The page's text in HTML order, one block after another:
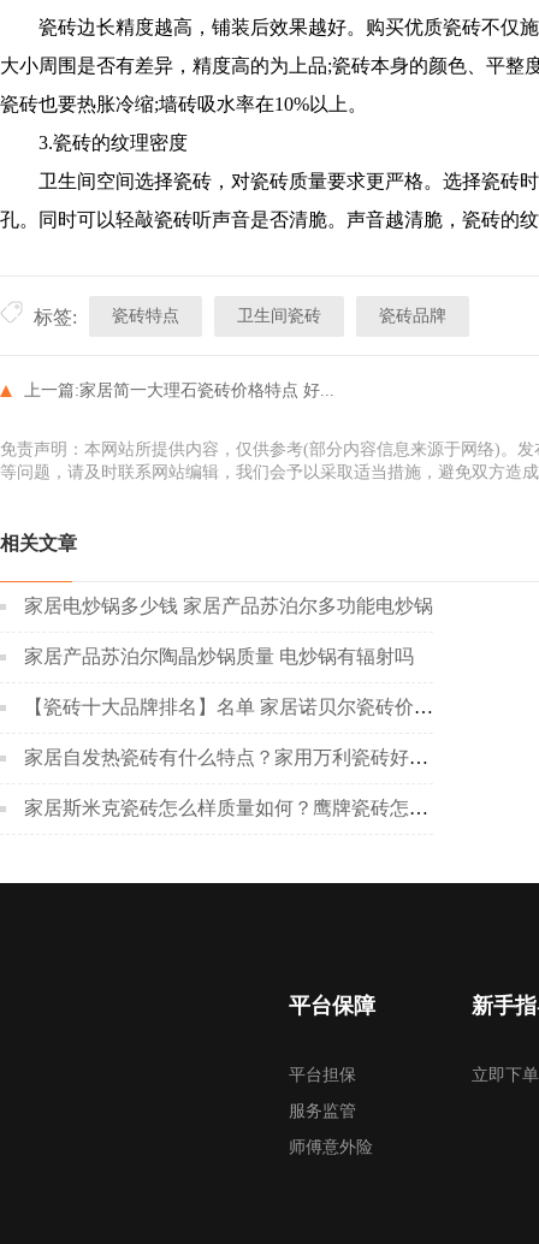
瓷砖边长精度越高，铺装后效果越好。购买优质瓷砖不仅
大小周围是否有差异，精度高的为上品;瓷砖本身的颜色、平整
瓷砖也要热胀冷缩;墙砖吸水率在10%以上。
3.瓷砖的纹理密度
卫生间空间选择瓷砖，对瓷砖质量要求更严格。选择瓷砖
孔。同时可以轻敲瓷砖听声音是否清脆。声音越清脆，瓷砖的
标签: 瓷砖特点 卫生间瓷砖 瓷砖品牌
上一篇:家居简一大理石瓷砖价格特点 好...
免责声明：本网站所提供内容，仅供参考(部分内容信息来源于网络)。
等问题，请及时联系网站编辑，我们会予以采取适当措施，避免双方造
相关文章
家居电炒锅多少钱 家居产品苏泊尔多功能电炒锅
家居产品苏泊尔陶晶炒锅质量 电炒锅有辐射吗
【瓷砖十大品牌排名】名单 家居诺贝尔瓷砖价格其特点有哪些？
家居自发热瓷砖有什么特点？家用万利瓷砖好不好
家居斯米克瓷砖怎么样质量如何？鹰牌瓷砖怎么样
平台保障
平台担保
服务监管
师傅意外险
新手
立即下单